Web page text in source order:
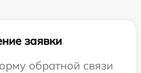
заявки
обратной связи